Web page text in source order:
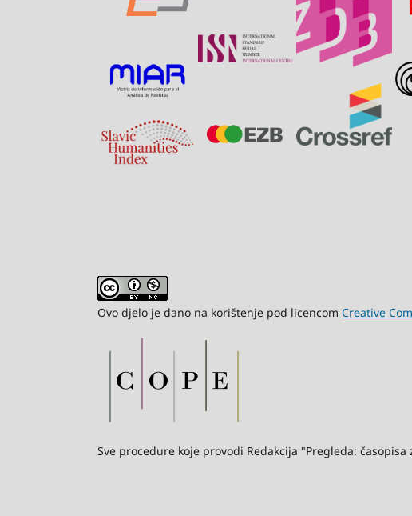
Ovo djelo je dano na korištenje pod licencom Creative
Sve procedure koje provodi Redakcija "Pregleda: